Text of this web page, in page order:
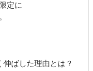
定に
ばした理由とは？